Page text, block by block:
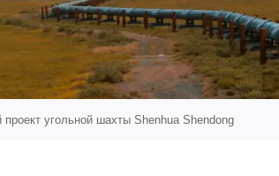
проект угольной шахты Shenhua Shendong